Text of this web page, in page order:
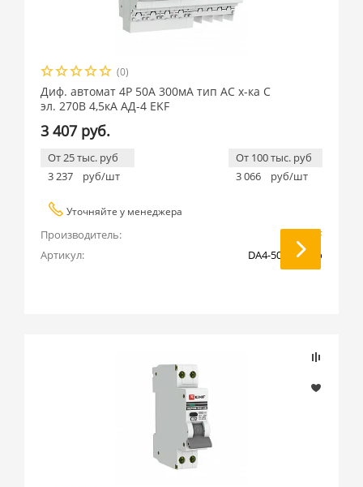
(0)
Диф. автомат 4P 50А 300мА тип АС х-ка C
эл. 270В 4,5кА АД-4 EKF
3 407 руб.
От 25 тыс. руб
3 237
руб/шт
От 100 тыс. руб
3 066
руб/шт
Уточняйте у менеджера
Производитель:
EKF
Артикул:
DA4-50-300-pro